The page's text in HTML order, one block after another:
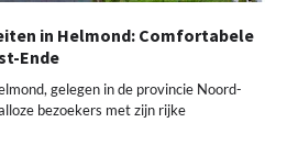
in Helmond: Comfortabele
Ende
gelegen in de provincie Noord-
bezoekers met zijn rijke